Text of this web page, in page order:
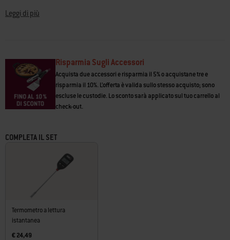
link
alla
forato per cucinare verdure o contorni.
• Compatibile con le griglie di cottura e il kit telaio di supporto WEBER
CRAFTED per i barbecue a pellet SmokeFire EX4/EX6/EPX4/EPX6 e i
barbecue a gas Genesis 2022, Genesis 2016+ e Spirit 2016+
Leggi di più
Risparmia Sugli Accessori
Acquista due accessori e risparmia il 5% o acquistane tre e
risparmia il 10%. L’offerta è valida sullo stesso acquisto; sono
escluse le custodie. Lo sconto sarà applicato sul tuo carrello al
check-out.
COMPLETA IL SET
Termometro a lettura
istantanea
€ 24,49